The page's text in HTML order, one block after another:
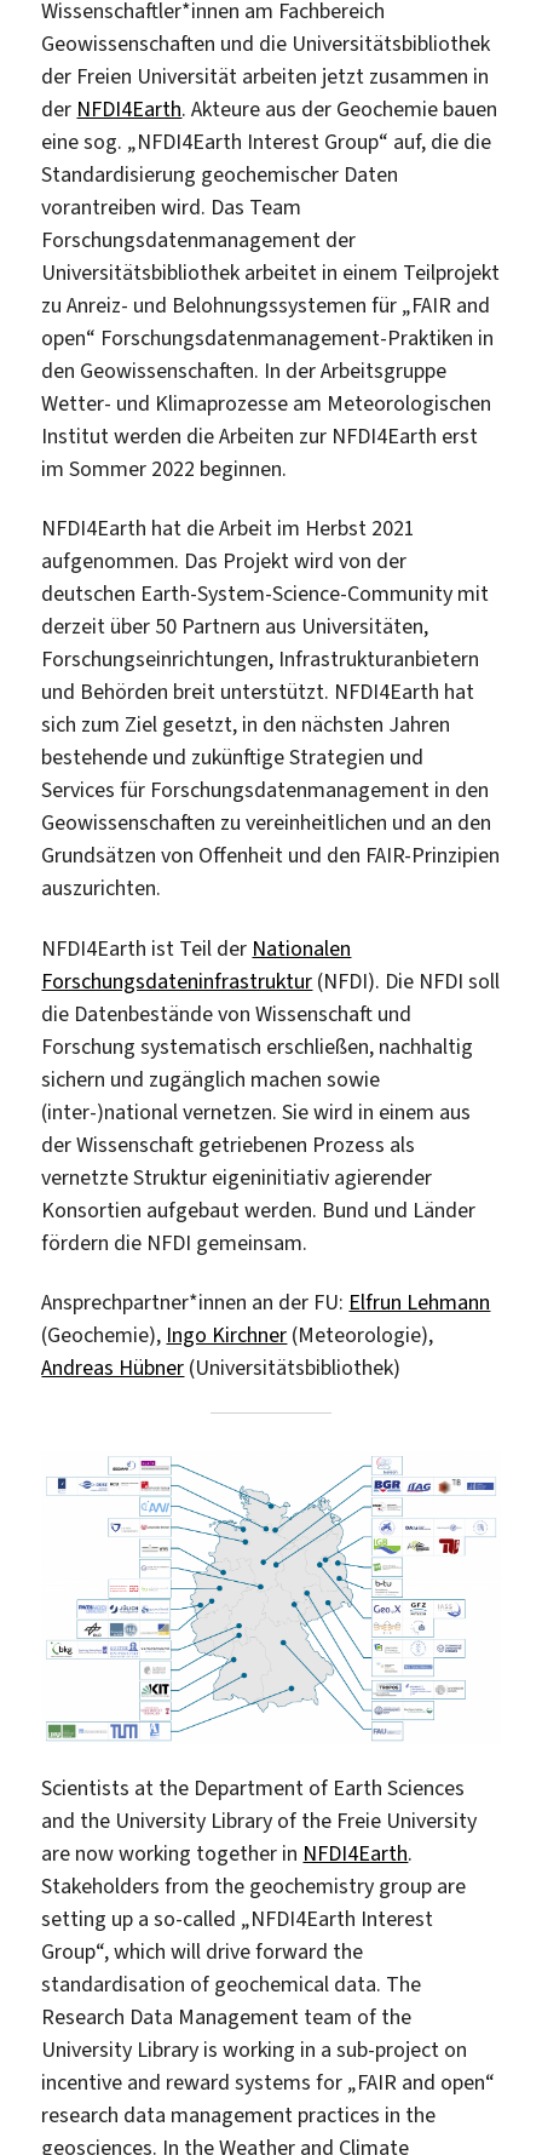
Wissenschaftler*innen am Fachbereich
Geowissenschaften und die Universitätsbibliothek
der Freien Universität arbeiten jetzt zusammen in
der NFDI4Earth. Akteure aus der Geochemie bauen
eine sog. „NFDI4Earth Interest Group“ auf, die die
Standardisierung geochemischer Daten
vorantreiben wird. Das Team
Forschungsdatenmanagement der
Universitätsbibliothek arbeitet in einem Teilprojekt
zu Anreiz- und Belohnungssystemen für „FAIR and
open“ Forschungsdatenmanagement-Praktiken in
den Geowissenschaften. In der Arbeitsgruppe
Wetter- und Klimaprozesse am Meteorologischen
Institut werden die Arbeiten zur NFDI4Earth erst
im Sommer 2022 beginnen.
NFDI4Earth hat die Arbeit im Herbst 2021
aufgenommen. Das Projekt wird von der
deutschen Earth-System-Science-Community mit
derzeit über 50 Partnern aus Universitäten,
Forschungseinrichtungen, Infrastrukturanbietern
und Behörden breit unterstützt. NFDI4Earth hat
sich zum Ziel gesetzt, in den nächsten Jahren
bestehende und zukünftige Strategien und
Services für Forschungsdatenmanagement in den
Geowissenschaften zu vereinheitlichen und an den
Grundsätzen von Offenheit und den FAIR-Prinzipien
auszurichten.
NFDI4Earth ist Teil der Nationalen
Forschungsdateninfrastruktur (NFDI). Die NFDI soll
die Datenbestände von Wissenschaft und
Forschung systematisch erschließen, nachhaltig
sichern und zugänglich machen sowie
(inter-)national vernetzen. Sie wird in einem aus
der Wissenschaft getriebenen Prozess als
vernetzte Struktur eigeninitiativ agierender
Konsortien aufgebaut werden. Bund und Länder
fördern die NFDI gemeinsam.
Ansprechpartner*innen an der FU: Elfrun Lehmann
(Geochemie), Ingo Kirchner (Meteorologie),
Andreas Hübner (Universitätsbibliothek)
Scientists at the Department of Earth Sciences
and the University Library of the Freie University
are now working together in NFDI4Earth.
Stakeholders from the geochemistry group are
setting up a so-called „NFDI4Earth Interest
Group“, which will drive forward the
standardisation of geochemical data. The
Research Data Management team of the
University Library is working in a sub-project on
incentive and reward systems for „FAIR and open“
research data management practices in the
geosciences. In the Weather and Climate